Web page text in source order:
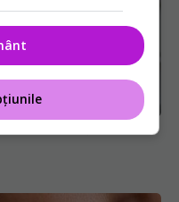
mai puțin gras?